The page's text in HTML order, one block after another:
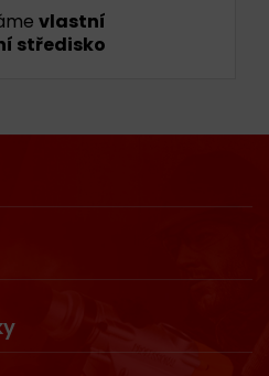
vlastní
středisko